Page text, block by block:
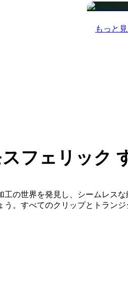
もっと
フェリック
工の世界を発見し、シームレス
う。すべてのクリップとトラン